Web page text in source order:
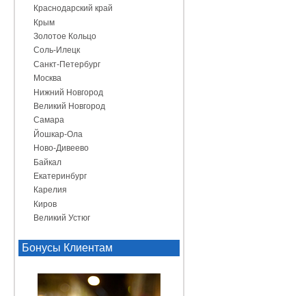
Краснодарский край
Крым
Золотое Кольцо
Соль-Илецк
Санкт-Петербург
Москва
Нижний Новгород
Великий Новгород
Самара
Йошкар-Ола
Ново-Дивеево
Байкал
Екатеринбург
Карелия
Киров
Великий Устюг
Бонусы Клиентам